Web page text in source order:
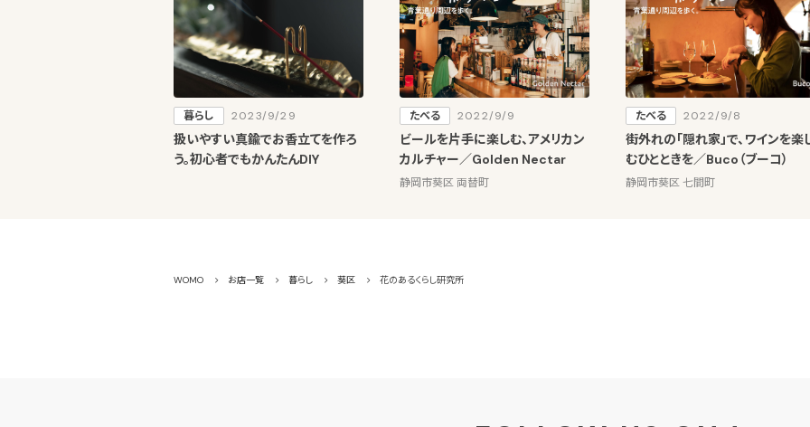
暮らし 2023/9/29
扱いやすい真鍮でお香立てを作ろ
う。初心者でもかんたんDIY
たべる 2022/9/9
ビールを片手に楽しむ、アメリカン
カルチャー／Golden Nectar
静岡市葵区 両替町
たべる 2022/9/8
街外れの「隠れ家」で、ワインを楽
むひとときを／Buco（ブーコ）
静岡市葵区 七間町
WOMO お店一覧 暮らし 葵区 花のあるくらし研究所